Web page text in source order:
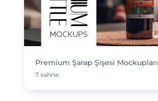
Premium Şarap Şişesi Mockupları
7 sahne